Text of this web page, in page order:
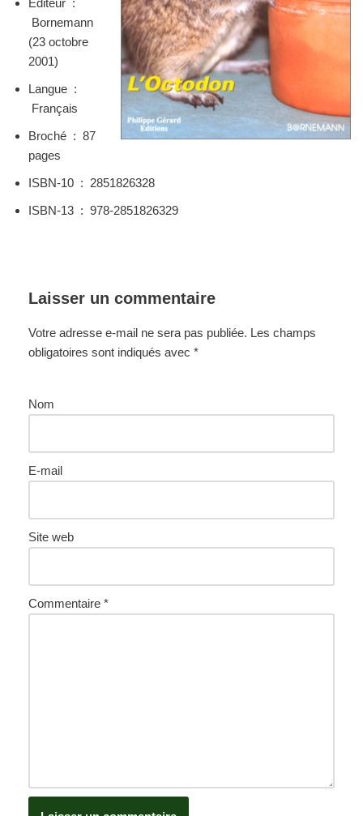
Éditeur ‏ :
Bornemann
(23 octobre
2001)
Langue ‏ :
Français
Broché ‏ : ‎ 87
pages
ISBN-10 ‏ : ‎ 2851826328
ISBN-13 ‏ : ‎ 978-2851826329
Laisser un commentaire
Votre adresse e-mail ne sera pas publiée. Les champs
obligatoires sont indiqués avec *
Nom
E-mail
Site web
Commentaire *